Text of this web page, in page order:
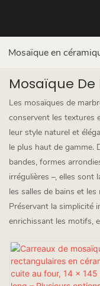
Mosaïque en
Mosaïque
Les mosaïques de
conservent les textures
leur style naturel et
le plus haut de gamme.
bandes, formes
irrégulières –, elles sont
les salles de bains et
Préservant la simplicité
enrichissant les motifs,